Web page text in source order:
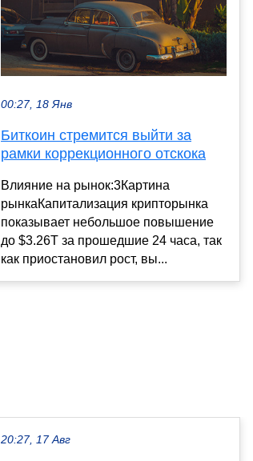
00:27, 18 Янв
Биткоин стремится выйти за
рамки коррекционного отскока
Влияние на рынок:3Картина
рынкаКапитализация крипторынка
показывает небольшое повышение
до $3.26T за прошедшие 24 часа, так
как приостановил рост, вы...
20:27, 17 Авг